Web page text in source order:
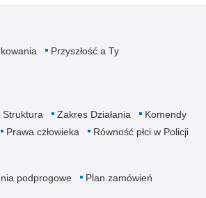
Przyszłość a Ty
Struktura Zakres Działania
Komendy
Prawa człowieka Równość płci w Policji
podprogowe
Plan zamówień